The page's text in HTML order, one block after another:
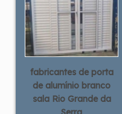
fabricantes de porta
de alumínio branco
sala Rio Grande da